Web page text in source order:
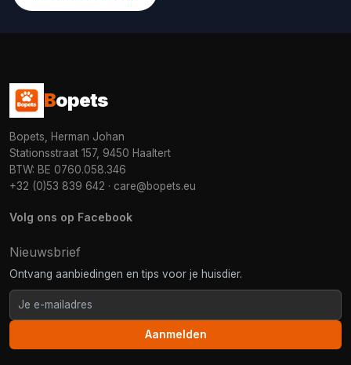
Bopets
Bopets, Herman Johan
Stationsstraat 157, 9450 Haaltert
BTW: BE 0760.058.346
+32 (0)53 839 642 · care@bopets.eu
Volg ons op Facebook
Nieuwsbrief
Ontvang aanbiedingen en tips voor je huisdier.
Aanmelden